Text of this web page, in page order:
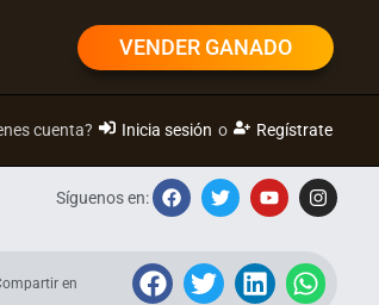
VENDER GANADO
cuenta? Inicia sesión o Regístrate
Síguenos en:
en